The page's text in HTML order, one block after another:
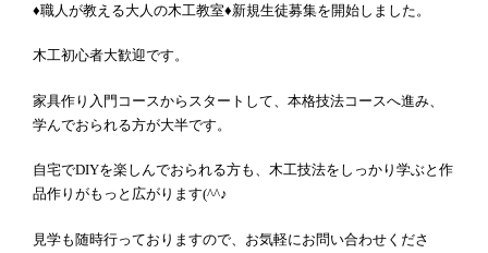
♦職人が教える大人の木工教室♦新規生徒募集を開始しました。
木工初心者大歓迎です。
家具作り入門コースからスタートして、本格技法コースへ進み、
学んでおられる方が大半です。
自宅でDIYを楽しんでおられる方も、木工技法をしっかり学ぶと作
品作りがもっと広がります(^^♪
見学も随時行っておりますので、お気軽にお問い合わせくださ